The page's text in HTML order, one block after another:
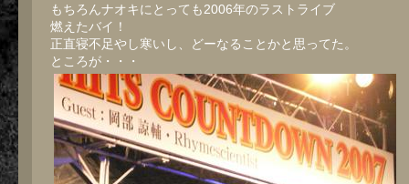
もちろんナオキにとっても2006年のラストライブ
燃えたバイ！
正直寝不足やし寒いし、どーなることかと思ってた。
ところが・・・